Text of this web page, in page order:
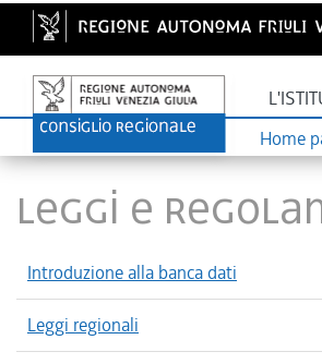
Home
LEGGI E
Introduzione alla banca dati
Leggi regionali